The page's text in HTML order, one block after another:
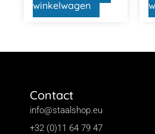
winkelwagen
Contact
info@staalshop.eu
+32 (0)11 64 79 47